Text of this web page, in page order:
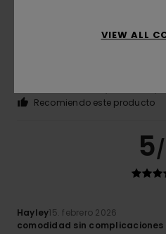
26. febrero 2026
Recomiendo este producto
5
Hayley15. febrero 2026
comodidad sin
VIEW ALL